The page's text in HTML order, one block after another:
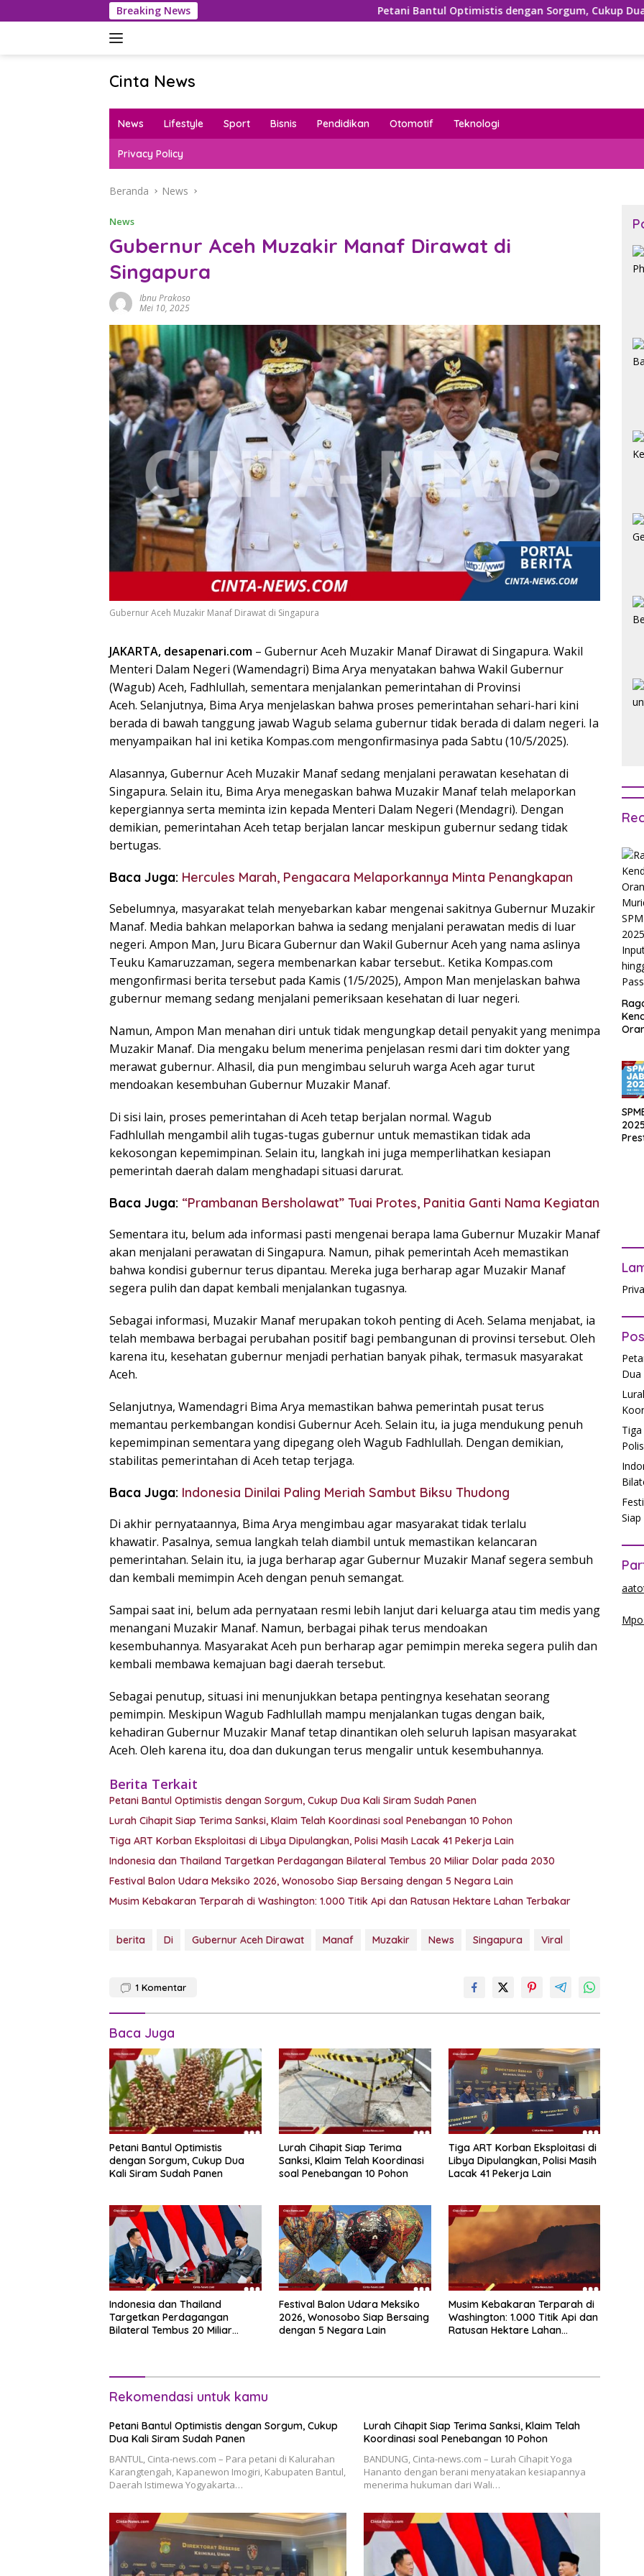
ke
Breaking News Petani Bantul Optimistis dengan Sorgum, Cukup Dua Kali Siram Sudah
Cinta News
News
Kabar
Inspirasi!
News Lifestyle Sport Bisnis Pendidikan Otomotif Teknologi
Privacy Policy
Beranda News
News
Gubernur Aceh Muzakir Manaf Dirawat di
Singapura
Ibnu Prakoso
Mei 10, 2025
Gubernur Aceh Muzakir Manaf Dirawat di Singapura
JAKARTA, desapenari.com – Gubernur Aceh Muzakir Manaf Dirawat di Singapura. Wakil
Menteri Dalam Negeri (Wamendagri) Bima Arya menyatakan bahwa Wakil Gubernur
(Wagub) Aceh, Fadhlullah, sementara menjalankan pemerintahan di Provinsi
Aceh. Selanjutnya, Bima Arya menjelaskan bahwa proses pemerintahan sehari-hari kini
berada di bawah tanggung jawab Wagub selama gubernur tidak berada di dalam negeri. Ia
menyampaikan hal ini ketika Kompas.com mengonfirmasinya pada Sabtu (10/5/2025).
Alasannya, Gubernur Aceh Muzakir Manaf sedang menjalani perawatan kesehatan di
Singapura. Selain itu, Bima Arya menegaskan bahwa Muzakir Manaf telah melaporkan
kepergiannya serta meminta izin kepada Menteri Dalam Negeri (Mendagri). Dengan
demikian, pemerintahan Aceh tetap berjalan lancar meskipun gubernur sedang tidak
bertugas.
Baca Juga: Hercules Marah, Pengacara Melaporkannya Minta Penangkapan
Sebelumnya, masyarakat telah menyebarkan kabar mengenai sakitnya Gubernur Muzakir
Manaf. Media bahkan melaporkan bahwa ia sedang menjalani perawatan medis di luar
negeri. Ampon Man, Juru Bicara Gubernur dan Wakil Gubernur Aceh yang nama aslinya
Teuku Kamaruzzaman, segera membenarkan kabar tersebut.. Ketika Kompas.com
mengonfirmasi berita tersebut pada Kamis (1/5/2025), Ampon Man menjelaskan bahwa
gubernur memang sedang menjalani pemeriksaan kesehatan di luar negeri.
Namun, Ampon Man menahan diri untuk tidak mengungkap detail penyakit yang menimpa
Muzakir Manaf. Dia mengaku belum menerima penjelasan resmi dari tim dokter yang
merawat gubernur. Alhasil, dia pun mengimbau seluruh warga Aceh agar turut
mendoakan kesembuhan Gubernur Muzakir Manaf.
Di sisi lain, proses pemerintahan di Aceh tetap berjalan normal. Wagub
Fadhlullah mengambil alih tugas-tugas gubernur untuk memastikan tidak ada
kekosongan kepemimpinan. Selain itu, langkah ini juga memperlihatkan kesiapan
pemerintah daerah dalam menghadapi situasi darurat.
Baca Juga: “Prambanan Bersholawat” Tuai Protes, Panitia Ganti Nama Kegiatan
Sementara itu, belum ada informasi pasti mengenai berapa lama Gubernur Muzakir Manaf
akan menjalani perawatan di Singapura. Namun, pihak pemerintah Aceh memastikan
bahwa kondisi gubernur terus dipantau. Mereka juga berharap agar Muzakir Manaf
segera pulih dan dapat kembali menjalankan tugasnya.
Sebagai informasi, Muzakir Manaf merupakan tokoh penting di Aceh. Selama menjabat, ia
telah membawa berbagai perubahan positif bagi pembangunan di provinsi tersebut. Oleh
karena itu, kesehatan gubernur menjadi perhatian banyak pihak, termasuk masyarakat
Aceh.
Selanjutnya, Wamendagri Bima Arya memastikan bahwa pemerintah pusat terus
memantau perkembangan kondisi Gubernur Aceh. Selain itu, ia juga mendukung penuh
kepemimpinan sementara yang dipegang oleh Wagub Fadhlullah. Dengan demikian,
stabilitas pemerintahan di Aceh tetap terjaga.
Baca Juga: Indonesia Dinilai Paling Meriah Sambut Biksu Thudong
Di akhir pernyataannya, Bima Arya mengimbau agar masyarakat tidak terlalu
khawatir. Pasalnya, semua langkah telah diambil untuk memastikan kelancaran
pemerintahan. Selain itu, ia juga berharap agar Gubernur Muzakir Manaf segera sembuh
dan kembali memimpin Aceh dengan penuh semangat.
Sampai saat ini, belum ada pernyataan resmi lebih lanjut dari keluarga atau tim medis yang
menangani Muzakir Manaf. Namun, berbagai pihak terus mendoakan
kesembuhannya. Masyarakat Aceh pun berharap agar pemimpin mereka segera pulih dan
kembali membawa kemajuan bagi daerah tersebut.
Sebagai penutup, situasi ini menunjukkan betapa pentingnya kesehatan seorang
pemimpin. Meskipun Wagub Fadhlullah mampu menjalankan tugas dengan baik,
kehadiran Gubernur Muzakir Manaf tetap dinantikan oleh seluruh lapisan masyarakat
Aceh. Oleh karena itu, doa dan dukungan terus mengalir untuk kesembuhannya.
Berita Terkait
Petani Bantul Optimistis dengan Sorgum, Cukup Dua Kali Siram Sudah Panen
Lurah Cihapit Siap Terima Sanksi, Klaim Telah Koordinasi soal Penebangan 10 Pohon
Tiga ART Korban Eksploitasi di Libya Dipulangkan, Polisi Masih Lacak 41 Pekerja Lain
Indonesia dan Thailand Targetkan Perdagangan Bilateral Tembus 20 Miliar Dolar pada 2030
Festival Balon Udara Meksiko 2026, Wonosobo Siap Bersaing dengan 5 Negara Lain
Musim Kebakaran Terparah di Washington: 1.000 Titik Api dan Ratusan Hektare Lahan Terbakar
berita Di Gubernur Aceh Dirawat Manaf Muzakir News Singapura Viral
1 Komentar
Baca Juga
Petani Bantul Optimistis
dengan Sorgum, Cukup Dua
Kali Siram Sudah Panen
Lurah Cihapit Siap Terima
Sanksi, Klaim Telah Koordinasi
soal Penebangan 10 Pohon
Tiga ART Korban Eksploitasi di
Libya Dipulangkan, Polisi Masih
Lacak 41 Pekerja Lain
Indonesia dan Thailand
Targetkan Perdagangan
Bilateral Tembus 20 Miliar
Festival Balon Udara Meksiko
2026, Wonosobo Siap Bersaing
dengan 5 Negara Lain
Musim Kebakaran Terparah di
Washington: 1.000 Titik Api dan
Ratusan Hektare Lahan
Rekomendasi untuk kamu
Petani Bantul Optimistis dengan Sorgum, Cukup
Dua Kali Siram Sudah Panen
BANTUL, Cinta-news.com – Para petani di Kalurahan
Karangtengah, Kapanewon Imogiri, Kabupaten Bantul,
Daerah Istimewa Yogyakarta…
Lurah Cihapit Siap Terima Sanksi, Klaim Telah
Koordinasi soal Penebangan 10 Pohon
BANDUNG, Cinta-news.com – Lurah Cihapit Yoga
Hananto dengan berani menyatakan kesiapannya
menerima hukuman dari Wali…
Dua